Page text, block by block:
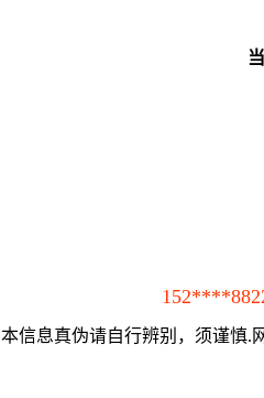
本信息真伪请自行辨别，须谨慎.